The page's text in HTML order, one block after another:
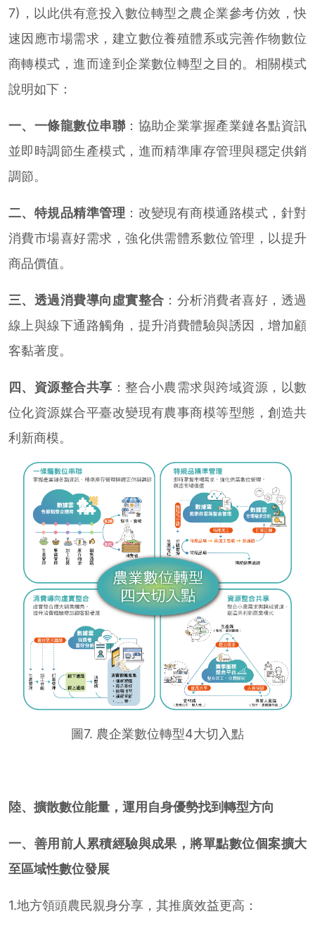
7)，以此供有意投入數位轉型之農企業參考仿效，快
速因應市場需求，建立數位養殖體系或完善作物數位
商轉模式，進而達到企業數位轉型之目的。相關模式
說明如下：
一、一條龍數位串聯：協助企業掌握產業鏈各點資訊
並即時調節生產模式，進而精準庫存管理與穩定供銷
調節。
二、特規品精準管理 ：改變現有商模通路模式，針對
消費市場喜好需求，強化供需體系數位管理，以提升
商品價值。
三、透過消費導向虛實整合 ：分析消費者喜好，透過
線上與線下通路觸角，提升消費體驗與誘因，增加顧
客黏著度。
四、資源整合共享 ：整合小農需求與跨域資源，以數
位化資源媒合平臺改變現有農事商模等型態，創造共
利新商模。
圖7. 農企業數位轉型4大切入點
陸、擴散數位能量，運用自身優勢找到轉型方向
一、善用前人累積經驗與成果，將單點數位個案擴大
至區域性數位發展
1.地方領頭農民親身分享，其推廣效益更高：